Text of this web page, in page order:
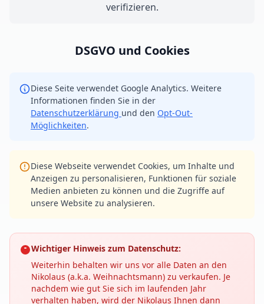
verifizieren.
DSGVO und Cookies
Diese Seite verwendet Google Analytics. Weitere
Informationen finden Sie in der
Datenschutzerklärung und den Opt-Out-
Möglichkeiten.
Diese Webseite verwendet Cookies, um Inhalte und
Anzeigen zu personalisieren, Funktionen für soziale
Medien anbieten zu können und die Zugriffe auf
unsere Website zu analysieren.
Wichtiger Hinweis zum Datenschutz:
Weiterhin behalten wir uns vor alle Daten an den
Nikolaus (a.k.a. Weihnachtsmann) zu verkaufen. Je
nachdem wie gut Sie sich im laufenden Jahr
verhalten haben, wird der Nikolaus Ihnen dann